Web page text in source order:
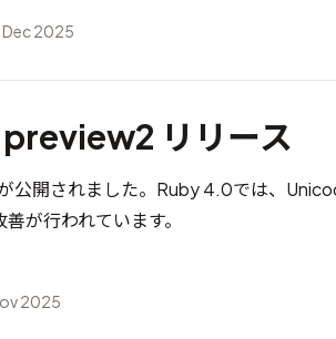
Dec 2025
リリース
開されました。Ruby 4.0では、
が行われています。
2025